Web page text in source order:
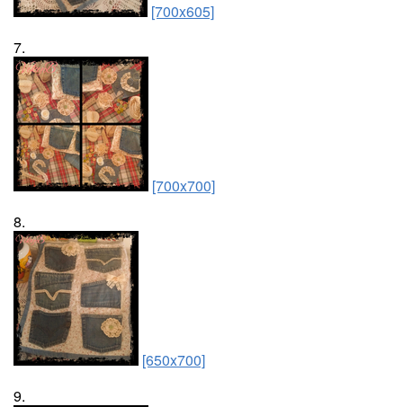
[700x605]
7.
[700x700]
8.
[650x700]
9.